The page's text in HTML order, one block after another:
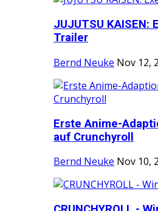
JUJUTSU KAISEN:
Trailer
Bernd Neuke Nov 12,
Erste Anime-
auf Crunchyroll
Bernd Neuke Nov 10,